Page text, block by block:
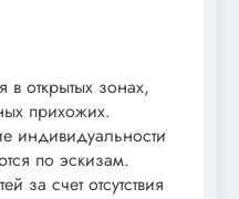
в открытых зонах,
прихожих.
индивидуальности
по эскизам.
за счет отсутствия